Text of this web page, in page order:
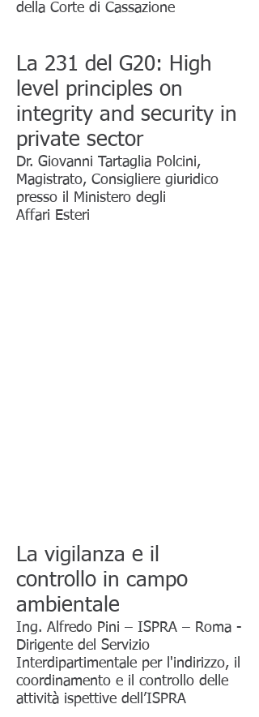
della Corte di Cassazione
La 231 del G20: High
level principles on
integrity and security in
private sector
Dr. Giovanni Tartaglia Polcini,
Magistrato, Consigliere giuridico
presso il Ministero degli
Affari Esteri
La vigilanza e il
controllo in campo
ambientale
Ing. Alfredo Pini – ISPRA – Roma -
Dirigente del Servizio
Interdipartimentale per l'indirizzo, il
coordinamento e il controllo delle
attività ispettive dell’ISPRA